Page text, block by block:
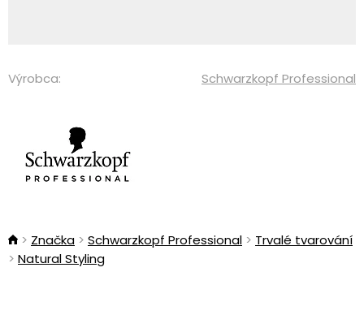
Výrobca: Schwarzkopf Professional
Značka Schwarzkopf Professional
Trvalé tvarování
Natural Styling